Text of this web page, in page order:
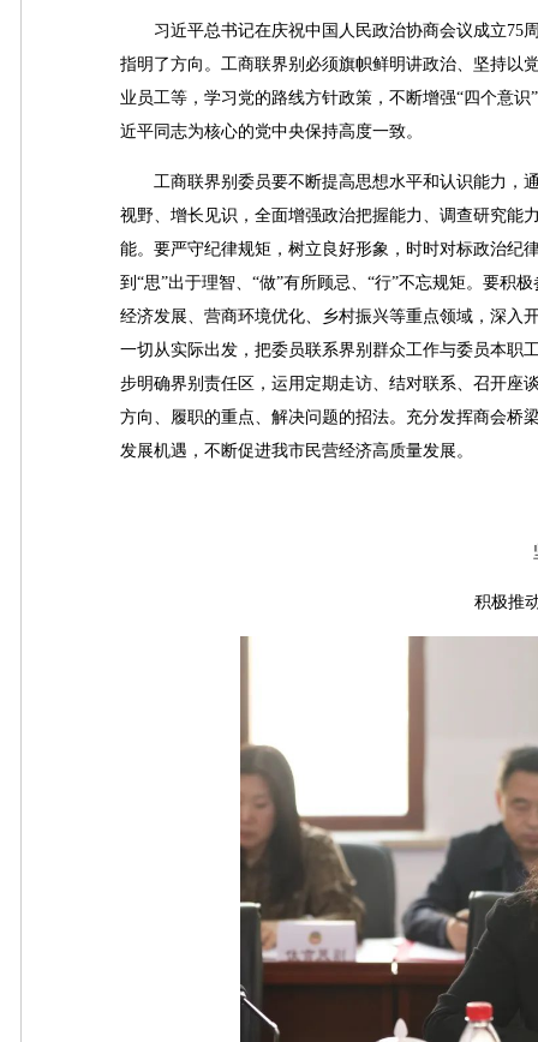
习近平总书记在庆祝中国人民政治协商会议成立75
指明了方向。工商联界别必须旗帜鲜明讲政治、坚持以
业员工等，学习党的路线方针政策，不断增强“四个意
近平同志为核心的党中央保持高度一致。
工商联界别委员要不断提高思想水平和认识能力，通
视野、增长见识，全面增强政治把握能力、调查研究能
能。要严守纪律规矩，树立良好形象，时时对标政治纪
到“思”出于理智、“做”有所顾忌、“行”不忘规矩。要积
经济发展、营商环境优化、乡村振兴等重点领域，深入
一切从实际出发，把委员联系界别群众工作与委员本职
步明确界别责任区，运用定期走访、结对联系、召开座
方向、履职的重点、解决问题的招法。充分发挥商会桥
发展机遇，不断促进我市民营经济高质量发展。
积极推